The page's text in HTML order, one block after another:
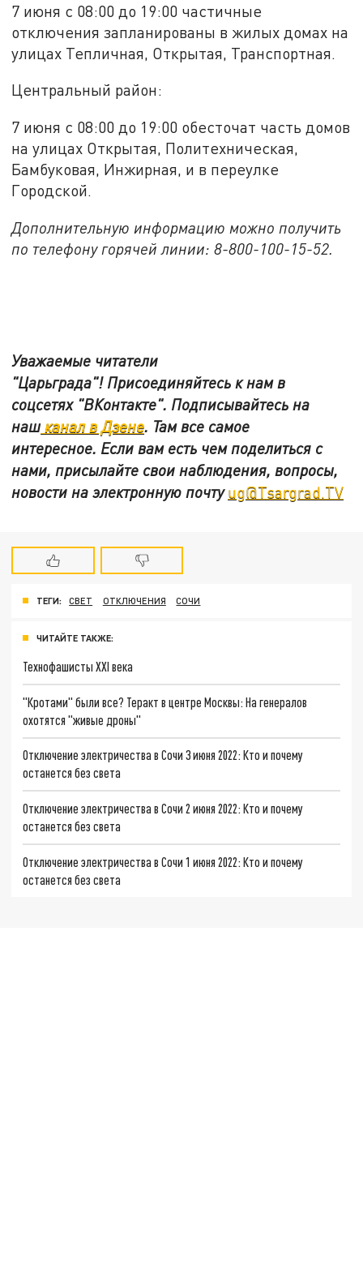
7 июня с 08:00 до 19:00 частичные
отключения запланированы в жилых домах на
улицах Тепличная, Открытая, Транспортная.
Центральный район:
7 июня с 08:00 до 19:00 обесточат часть домов
на улицах Открытая, Политехническая,
Бамбуковая, Инжирная, и в переулке
Городской.
Дополнительную информацию можно получить
по телефону горячей линии: 8-800-100-15-52.
Уважаемые читатели
"Царьграда"! Присоединяйтесь к нам в
соцсетях "ВКонтакте". Подписывайтесь на
нашканал в Дзене. Там все самое
интересное. Если вам есть чем поделиться с
нами, присылайте свои наблюдения, вопросы,
новости на электронную почтуug@Tsargrad.TV
ТЕГИ: СВЕТ ОТКЛЮЧЕНИЯ СОЧИ
ЧИТАЙТЕ ТАКЖЕ:
Технофашисты XXI века
"Кротами" были все? Теракт в центре Москвы: На генералов
охотятся "живые дроны"
Отключение электричества в Сочи 3 июня 2022: Кто и почему
останется без света
Отключение электричества в Сочи 2 июня 2022: Кто и почему
останется без света
Отключение электричества в Сочи 1 июня 2022: Кто и почему
останется без света